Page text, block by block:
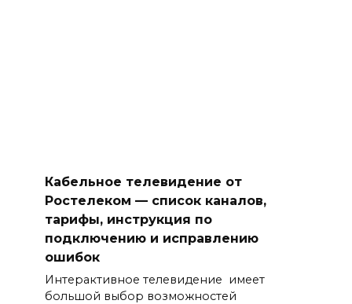
Кабельное телевидение от
Ростелеком — список каналов,
тарифы, инструкция по
подключению и исправлению
ошибок
Интерактивное телевидение имеет
большой выбор возможностей